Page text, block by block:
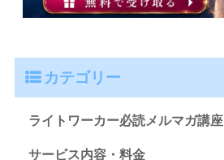
カテゴリー
ライトワーカー必読メルマガ講座
サービス内容・料金